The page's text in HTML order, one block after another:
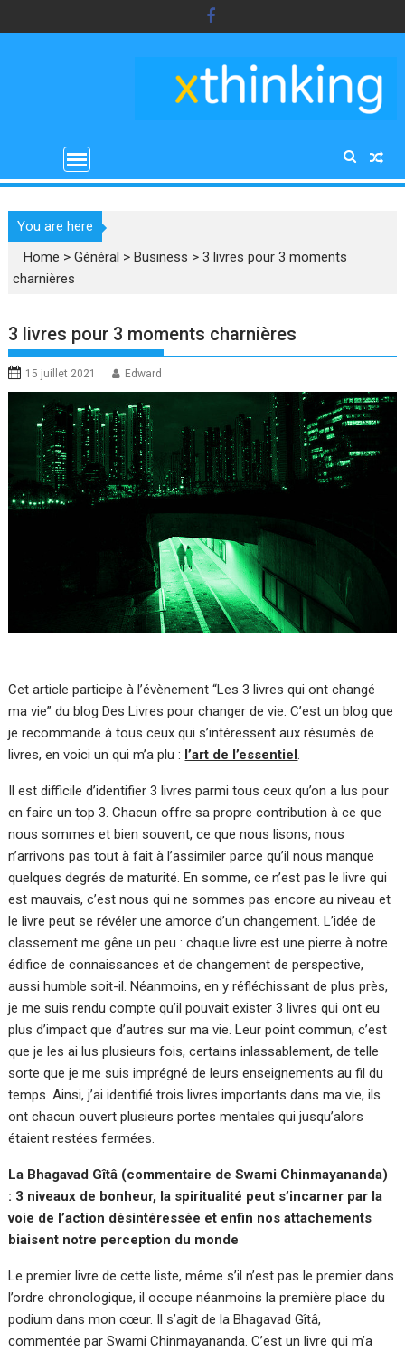
to
You are here
Home >Général >Business >3 livres pour 3 moments
charnières
3 livres pour 3 moments charnières
15 juillet 2021 Edward
Cet article participe à l’évènement “Les 3 livres qui ont changé
ma vie” du blog Des Livres pour changer de vie. C’est un blog que
je recommande à tous ceux qui s’intéressent aux résumés de
livres, en voici un qui m’a plu : l’art de l’essentiel.
Il est difficile d’identifier 3 livres parmi tous ceux qu’on a lus pour
en faire un top 3. Chacun offre sa propre contribution à ce que
nous sommes et bien souvent, ce que nous lisons, nous
n’arrivons pas tout à fait à l’assimiler parce qu’il nous manque
quelques degrés de maturité. En somme, ce n’est pas le livre qui
est mauvais, c’est nous qui ne sommes pas encore au niveau et
le livre peut se révéler une amorce d’un changement. L’idée de
classement me gêne un peu : chaque livre est une pierre à notre
édifice de connaissances et de changement de perspective,
aussi humble soit-il. Néanmoins, en y réfléchissant de plus près,
je me suis rendu compte qu’il pouvait exister 3 livres qui ont eu
plus d’impact que d’autres sur ma vie. Leur point commun, c’est
que je les ai lus plusieurs fois, certains inlassablement, de telle
sorte que je me suis imprégné de leurs enseignements au fil du
temps. Ainsi, j’ai identifié trois livres importants dans ma vie, ils
ont chacun ouvert plusieurs portes mentales qui jusqu’alors
étaient restées fermées.
La Bhagavad Gîtâ (commentaire de Swami Chinmayananda)
: 3 niveaux de bonheur, la spiritualité peut s’incarner par la
voie de l’action désintéressée et enfin nos attachements
biaisent notre perception du monde
Le premier livre de cette liste, même s’il n’est pas le premier dans
l’ordre chronologique, il occupe néanmoins la première place du
podium dans mon cœur. Il s’agit de la Bhagavad Gîtâ,
commentée par Swami Chinmayananda. C’est un livre qui m’a